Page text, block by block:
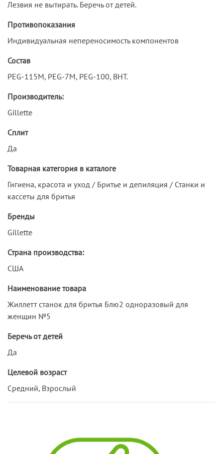
Лезвия не вытирать. Беречь от детей.
Противопоказания
Индивидуальная непереносимость компонентов
Состав
PEG-115M, PEG-7M, PEG-100, BHT.
Производитель:
Gillette
Сплит
Да
Товарная категория в каталоге
Гигиена, красота и уход / Бритье и депиляция / Станки и
кассеты для бритья
Бренды
Gillette
Страна производства:
США
Наименование товара
Жиллетт станок для бритья Блю2 одноразовый для
женщин №5
Беречь от детей
Да
Целевой возраст
Средний, Взрослый